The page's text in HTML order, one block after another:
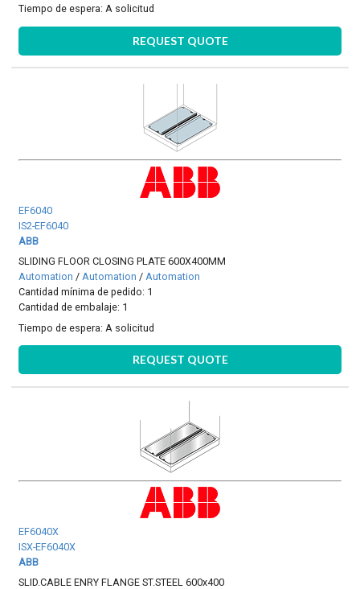
Tiempo de espera:A solicitud
REQUEST QUOTE
EF6040
IS2-EF6040
ABB
SLIDING FLOOR CLOSING PLATE 600X400MM
Automation /Automation /Automation
Cantidad mínima de pedido: 1
Cantidad de embalaje: 1
Tiempo de espera: A solicitud
REQUEST QUOTE
EF6040X
ISX-EF6040X
ABB
SLID.CABLE ENRY FLANGE ST.STEEL 600x400